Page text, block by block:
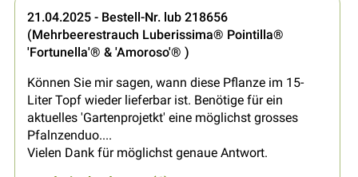
21.04.2025 - Bestell-Nr. lub 218656
(Mehrbeerestrauch Luberissima® Pointilla®
'Fortunella'® & 'Amoroso'® )
Können Sie mir sagen, wann diese Pflanze im 15-
Liter Topf wieder lieferbar ist. Benötige für ein
aktuelles 'Gartenprojetkt' eine möglichst grosses
Pfalnzenduo....
Vielen Dank für möglichst genaue Antwort.